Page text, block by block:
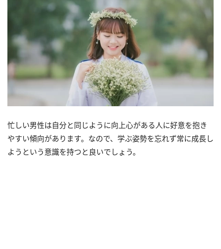
忙しい男性は自分と同じように向上心がある人に好意を抱き
やすい傾向があります。なので、学ぶ姿勢を忘れず常に成長し
ようという意識を持つと良いでしょう。